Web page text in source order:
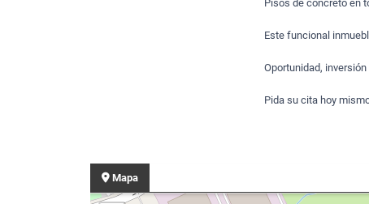
Pisos de concreto en
Este funcional
Oportunidad,
Pida su cita hoy
Mapa